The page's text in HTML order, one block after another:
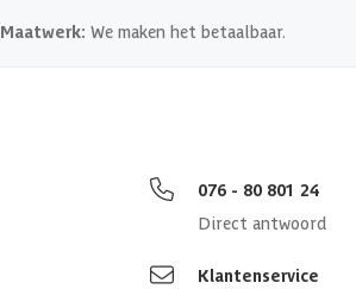
Maatwerk: We maken het betaalbaar.
076 - 80 801 24
Direct antwoord
Klantenservice